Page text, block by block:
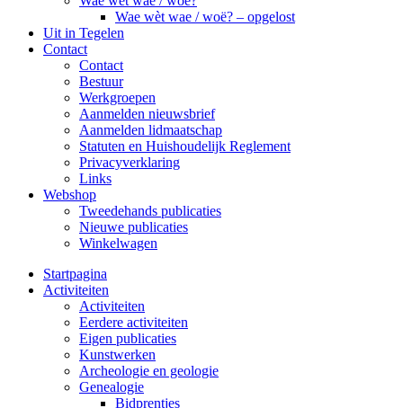
Wae wèt wae / woë? – opgelost
Uit in Tegelen
Contact
Contact
Bestuur
Werkgroepen
Aanmelden nieuwsbrief
Aanmelden lidmaatschap
Statuten en Huishoudelijk Reglement
Privacyverklaring
Links
Webshop
Tweedehands publicaties
Nieuwe publicaties
Winkelwagen
Startpagina
Activiteiten
Activiteiten
Eerdere activiteiten
Eigen publicaties
Kunstwerken
Archeologie en geologie
Genealogie
Bidprentjes